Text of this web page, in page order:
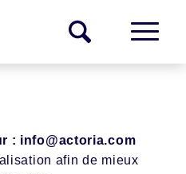
: info@actoria.com
afin de mieux